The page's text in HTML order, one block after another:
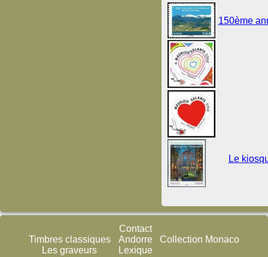
150ème
Le
Timbres classiques
Les graveurs
Contact
Andorre
Lexique
Collection Monaco